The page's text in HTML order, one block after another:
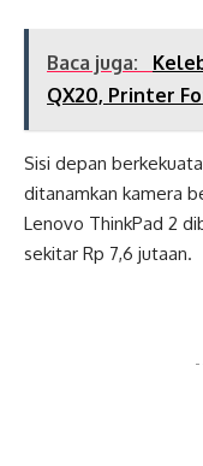
Baca juga:
QX20, Printer
Sisi depan
ditanamkan kamera
Lenovo ThinkPad 2
sekitar Rp 7,6 jutaan.